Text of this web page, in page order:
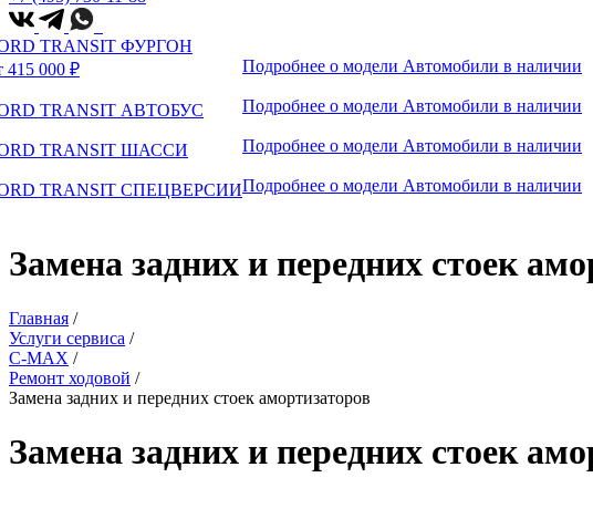
TRANSIT ФУРГОН
415 000 ₽
TRANSIT АВТОБУС
TRANSIT ШАССИ
TRANSIT СПЕЦВЕРСИИ
Подробнее о модели Автомобили в наличии
Подробнее о модели Автомобили в наличии
Подробнее о модели Автомобили в наличии
Подробнее о модели Автомобили в наличии
Замена задних и передних стоек
Главная /
Услуги сервиса /
C-MAX /
Ремонт ходовой /
Замена задних и передних стоек амортизаторов
Замена задних и передних стоек